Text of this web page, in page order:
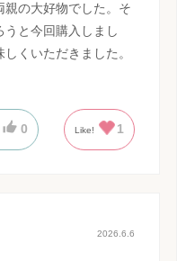
の大好物でした。そ
と今回購入しまし
くいただきました。
0 Like! 1
2026.6.6